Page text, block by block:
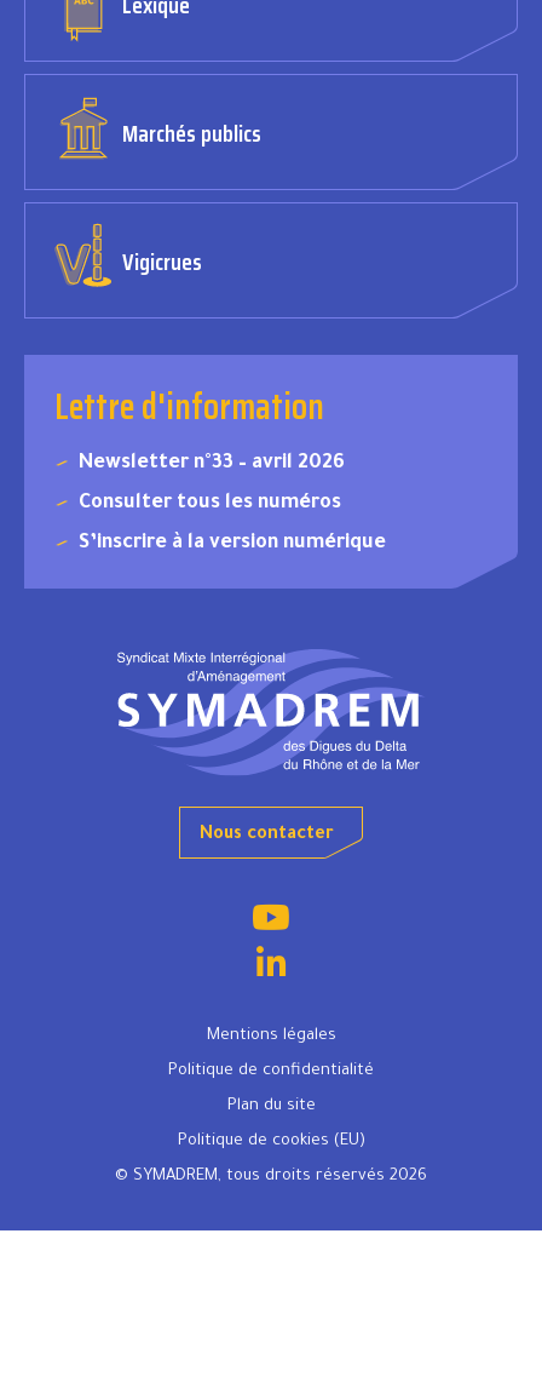
Marchés publics
Vigicrues
Lettre d'information
Newsletter n°33 – avril 2026
Consulter tous les numéros
S’inscrire à la version numérique
Nous contacter
Mentions légales
Politique de confidentialité
Plan du site
Politique de cookies (EU)
© SYMADREM, tous droits réservés 2026